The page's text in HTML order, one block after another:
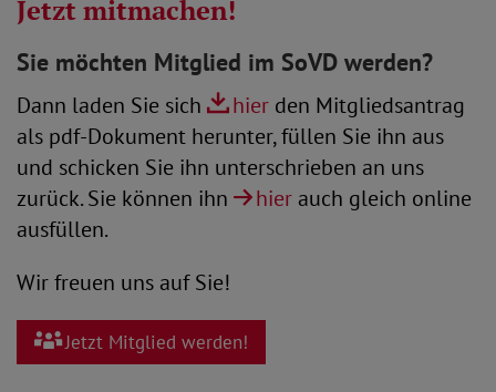
Jetzt mitmachen!
Sie möchten Mitglied im SoVD werden?
Dann laden Sie sich hier den Mitgliedsantrag
als pdf-Dokument herunter, füllen Sie ihn aus
und schicken Sie ihn unterschrieben an uns
zurück. Sie können ihn
hier auch gleich online
ausfüllen.
Wir freuen uns auf Sie!
Jetzt Mitglied werden!